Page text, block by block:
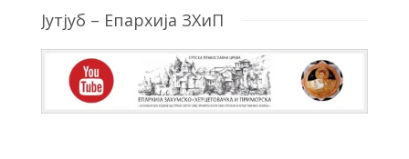
Јутјуб – Епархија ЗХиП